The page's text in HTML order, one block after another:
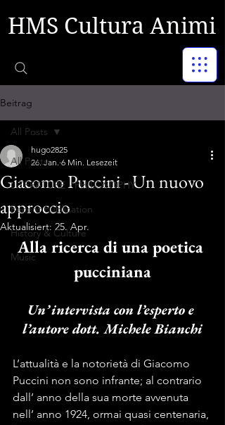
HMS Cultura Animi
Beitrag
All Posts
LITERATURE - PHILOSOPHY
Recent Publication
History & Culture
Music
All Posts
Giacomo Puccini - Un nuovo
approccio
hugo2825
26. Jan. 6 Min. Lesezeit
Aktualisiert: 25. Apr.
Alla ricerca di una poetica
pucciniana
Un’ intervista con l’esperto e
l’autore dott. Michele Bianchi
L’attualità e la notorietà di Giacomo
Puccini non sono infrante; al contrario
dall’ anno della sua morte avvenuta
nell’ anno 1924, ormai quasi centenaria,